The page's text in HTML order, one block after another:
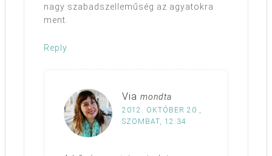
nagy szabadszelleműség az agyatokra
ment.
Reply
Via mondta
2012. OKTÓBER 20.,
SZOMBAT, 12:34